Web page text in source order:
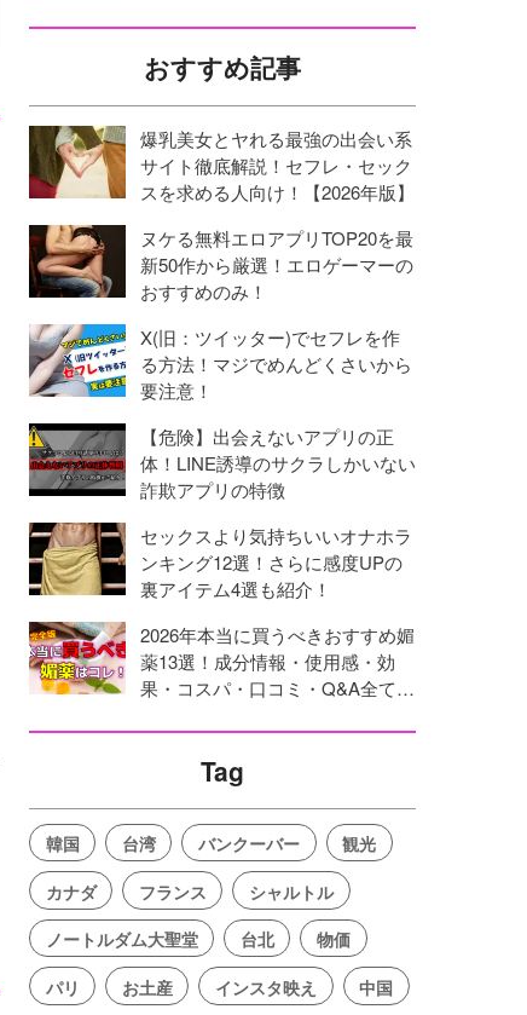
おすすめ記事
爆乳美女とヤれる最強の出会い系
サイト徹底解説！セフレ・セック
スを求める人向け！【2026年版】
ヌケる無料エロアプリTOP20を最
新50作から厳選！エロゲーマーの
おすすめのみ！
X(旧：ツイッター)でセフレを作
る方法！マジでめんどくさいから
要注意！
【危険】出会えないアプリの正
体！LINE誘導のサクラしかいない
詐欺アプリの特徴
セックスより気持ちいいオナホラ
ンキング12選！さらに感度UPの
裏アイテム4選も紹介！
2026年本当に買うべきおすすめ媚
薬13選！成分情報・使用感・効
果・コスパ・口コミ・Q&A全てを
Tag
韓国 台湾 バンクーバー
観光
カナダ
フランス
シャルトル
ノートルダム大聖堂
台北
物価
パリ
お土産 インスタ映え 中国